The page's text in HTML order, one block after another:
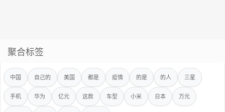
聚合标签
中国 自己的 美国 都是 疫情 的是 的人 三星
手机 华为 亿元 这款 车型 小米 日本 万元